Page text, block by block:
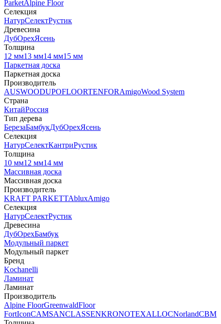
ParketAlpine Floor
Селекция
НатурСелектРустик
Древесина
ДубОрехЯсень
Толщина
12 мм13 мм14 мм15 мм
Паркетная доска
Паркетная доска
Производитель
AUSWOODUPOFLOORTENFORAmigoWood System
Страна
КитайРоссия
Тип дерева
БерезаБамбукДубОрехЯсень
Селекция
НатурСелектКантриРустик
Толщина
10 мм12 мм14 мм
Массивная доска
Массивная доска
Производитель
KRAFT PARKETTAbluxAmigo
Селекция
НатурСелектРустик
Древесина
ДубОрехБамбук
Модульный паркет
Модульный паркет
Бренд
Kochanelli
Ламинат
Ламинат
Производитель
Alpine FloorGreenwaldFloor
FortIconCAMSANCLASSENKRONOTEXALLOCNorlandCBM